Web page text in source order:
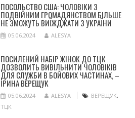
ПОСОЛЬСТВО США: ЧОЛОВІКИ З
ПОДВІЙНИМ ГРОМАДЯНСТВОМ БІЛЬШЕ
НЕ ЗМОЖУТЬ ВИЇЖДЖАТИ З УКРАЇНИ
05.06.2024 ALESYA
ПОСИЛЕНИЙ НАБІР ЖІНОК ДО ТЦК
ДОЗВОЛИТЬ ВИВІЛЬНИТИ ЧОЛОВІКІВ
ДЛЯ СЛУЖБИ В БОЙОВИХ ЧАСТИНАХ, –
ІРИНА ВЕРЕЩУК
05.06.2024 ALESYA ВЕРЕЩУК,
ТЦК